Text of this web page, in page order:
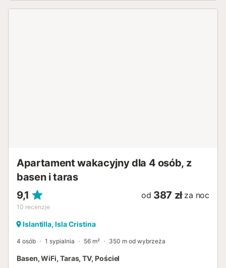
Apartament wakacyjny dla 4 osób, z
basen i taras
9,1
10 recenzje
od 387 zł za noc
Islantilla, Isla Cristina
4 osób 1 sypialnia 56 m² 350 m od wybrzeża
Basen, WiFi, Taras, TV, Pościel